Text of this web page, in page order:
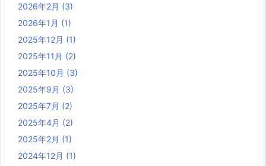
2026年2月 (3)
2026年1月 (1)
2025年12月 (1)
2025年11月 (2)
2025年10月 (3)
2025年9月 (3)
2025年7月 (2)
2025年4月 (2)
2025年2月 (1)
2024年12月 (1)